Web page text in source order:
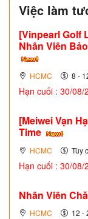
Việc làm
[Vinpearl Golf
Nhân Viên
HCMC 8 -
Hạn cuối : 30/08/
[Meiwei Vạn
Time
HCMC Tùy
Hạn cuối : 30/08/
Nhân Viên
HCMC 12 -